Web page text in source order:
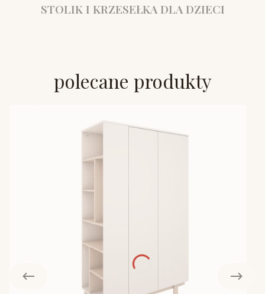
STOLIK I KRZESEŁKA DLA DZIECI
polecane produkty